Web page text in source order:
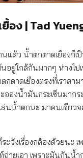
อง | Tad
แล้ว น้ำตกตาดเยืองก็เ
อยู่ใกล้กันมากๆ ห่างไป
ตาดเยืองตรงที่เราสาม
อองน้ำมันกระเซ็นมาก
เล่นน้ำตกนะ มาคนเดียว
ะวังเรื่องกล้องด้วยนะ เ
ถ่ายเอา เพราะมันกันน้ำ